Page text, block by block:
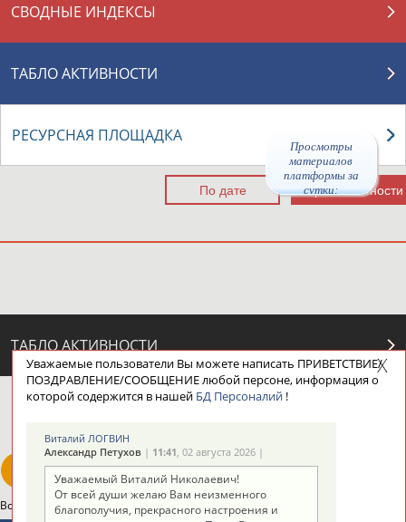
Просмотры
материалов
платформы за
сутки:
СВОДНЫЕ ИНДЕКСЫ
ТАБЛО АКТИВНОСТИ
РЕСУРСНАЯ ПЛОЩАДКА
ТАБЛО АКТИВНОСТИ
ЦЕЛИ ПРОЕКТА НАШИ КНОПКИ
Вопросы сотрудничества и совместной деятельности
Уважаемые пользователи Вы можете написать ПРИВЕТСТВИЕ/
ПОЗДРАВЛЕНИЕ/СООБЩЕНИЕ любой персоне, информация о
которой содержится в нашей БД Персоналий!
Виталий ЛОГВИН
Александр Петухов| 11:41, 02 августа 2026 |
Уважаемый Виталий Николаевич!
От всей души желаю Вам неизменного
благополучия, прекрасного настроения и